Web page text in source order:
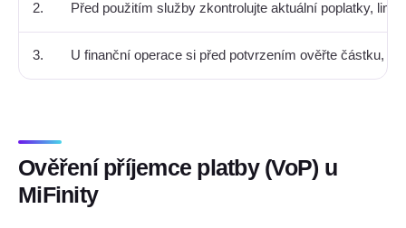
2. Před použitím služby zkontrolujte aktuální poplatky,
3. U finanční operace si před potvrzením ověřte částku,
Ověření příjemce platby (VoP) u
MiFinity